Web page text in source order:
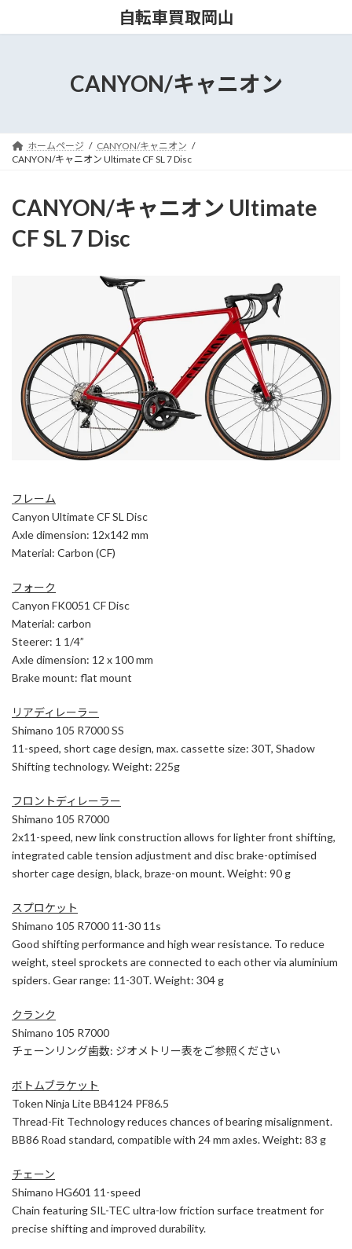
ッ
移
自転車買取岡山
CANYON/キャニオン
ホームページ
CANYON/キャニオン
CANYON/キャニオン Ultimate CF SL 7 Disc
CANYON/キャニオン Ultimate
CF SL 7 Disc
フレーム
Canyon Ultimate CF SL Disc
Axle dimension: 12x142 mm
Material: Carbon (CF)
フォーク
Canyon FK0051 CF Disc
Material: carbon
Steerer: 1 1/4”
Axle dimension: 12 x 100 mm
Brake mount: flat mount
リアディレーラー
Shimano 105 R7000 SS
11-speed, short cage design, max. cassette size: 30T, Shadow
Shifting technology. Weight: 225g
フロントディレーラー
Shimano 105 R7000
2x11-speed, new link construction allows for lighter front shifting,
integrated cable tension adjustment and disc brake-optimised
shorter cage design, black, braze-on mount. Weight: 90 g
スプロケット
Shimano 105 R7000 11-30 11s
Good shifting performance and high wear resistance. To reduce
weight, steel sprockets are connected to each other via aluminium
spiders. Gear range: 11-30T. Weight: 304 g
クランク
Shimano 105 R7000
チェーンリング歯数: ジオメトリー表をご参照ください
ボトムブラケット
Token Ninja Lite BB4124 PF86.5
Thread-Fit Technology reduces chances of bearing misalignment.
BB86 Road standard, compatible with 24 mm axles. Weight: 83 g
チェーン
Shimano HG601 11-speed
Chain featuring SIL-TEC ultra-low friction surface treatment for
precise shifting and improved durability.